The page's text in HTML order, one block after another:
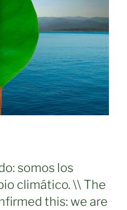
somos los
climático. \\ The
this: we are